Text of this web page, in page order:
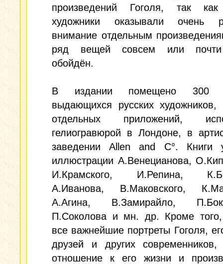
произведений Гоголя, так как
художники оказывали очень
внимание отдельным
ряд вещей совсем или
обойдён.
В издании помещено 300
выдающихся русских художников,
отдельных приложений,
гелиогравюрой в Лондоне, в
заведении Allen and C°. Книги
иллюстрации А.Венецианова,
И.Крамского, И.Репина,
А.Иванова, В.Маковского,
А.Агина, В.Замирайло,
П.Соколова и мн. др. Кроме
все важнейшие портреты Гоголя,
друзей и других
отношение к его жизни и